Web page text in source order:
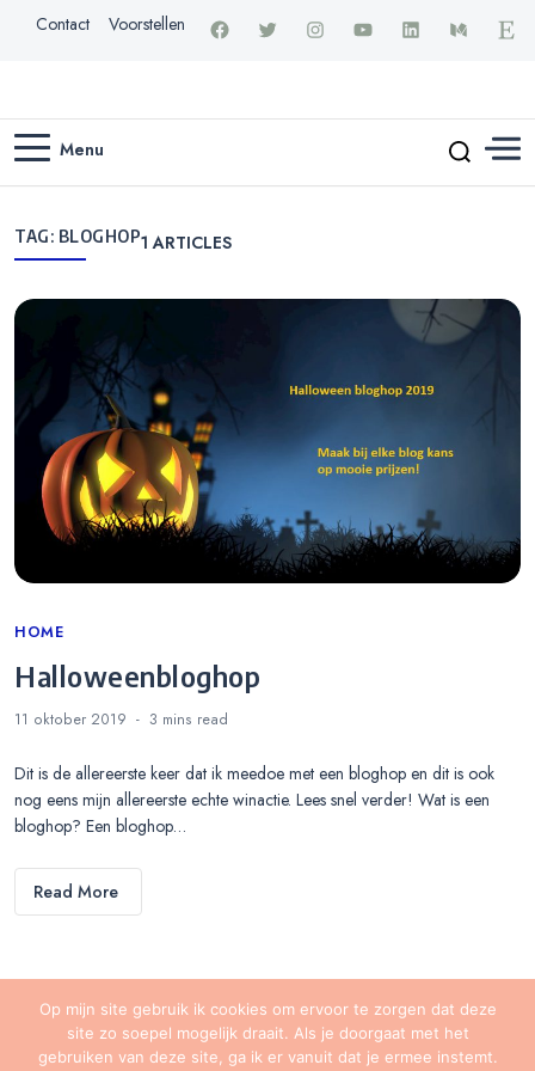
Contact Voorstellen
Menu
TAG: BLOGHOP1 ARTICLES
Categories
HOME
Halloweenbloghop
11 oktober 2019 3 mins read
Dit is de allereerste keer dat ik meedoe met een bloghop en dit is ook
nog eens mijn allereerste echte winactie. Lees snel verder! Wat is een
bloghop? Een bloghop…
Read More
Op mijn site gebruik ik cookies om ervoor te zorgen dat deze
site zo soepel mogelijk draait. Als je doorgaat met het
gebruiken van deze site, ga ik er vanuit dat je ermee instemt.